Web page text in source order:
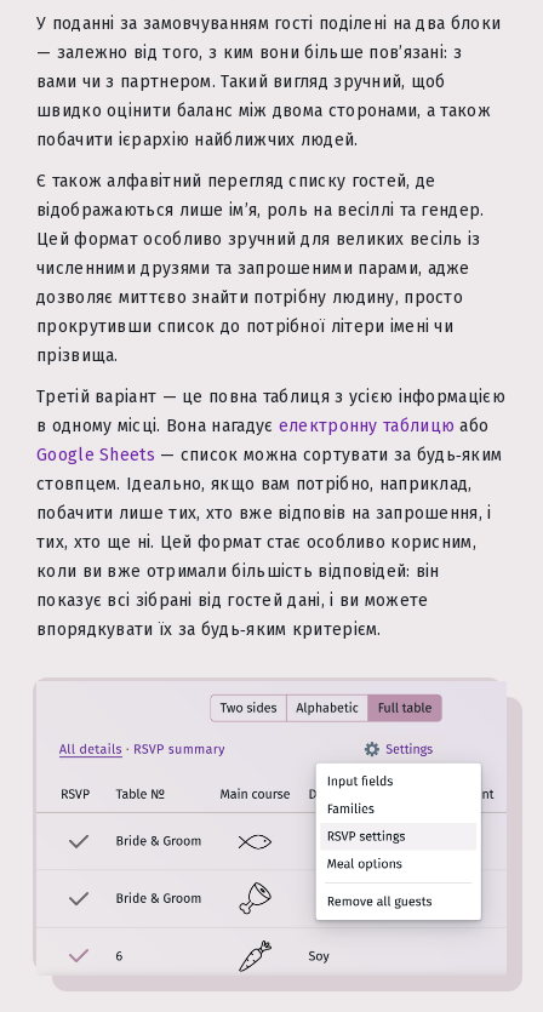
У поданні за замовчуванням гості поділені на два блоки
— залежно від того, з ким вони більше пов’язані: з
вами чи з партнером. Такий вигляд зручний, щоб
швидко оцінити баланс між двома сторонами, а також
побачити ієрархію найближчих людей.
Є також алфавітний перегляд списку гостей, де
відображаються лише ім’я, роль на весіллі та гендер.
Цей формат особливо зручний для великих весіль із
численними друзями та запрошеними парами, адже
дозволяє миттєво знайти потрібну людину, просто
прокрутивши список до потрібної літери імені чи
прізвища.
Третій варіант — це повна таблиця з усією інформацією
в одному місці. Вона нагадує електронну таблицю або
Google Sheets — список можна сортувати за будь‑яким
стовпцем. Ідеально, якщо вам потрібно, наприклад,
побачити лише тих, хто вже відповів на запрошення, і
тих, хто ще ні. Цей формат стає особливо корисним,
коли ви вже отримали більшість відповідей: він
показує всі зібрані від гостей дані, і ви можете
впорядкувати їх за будь‑яким критерієм.